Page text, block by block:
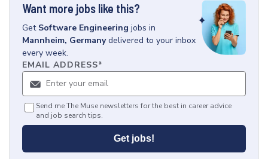
Want more jobs like this?
Get Software Engineering jobs in
Mannheim, Germany delivered to your inbox
every week.
EMAIL ADDRESS*
Send me The Muse newsletters for the best in career advice
and job search tips.
Get jobs!